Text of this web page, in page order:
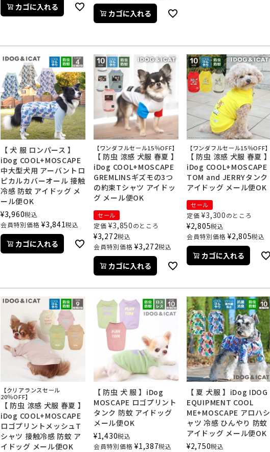
カゴに入れる
カゴに入れる
【 犬 服 ロンパース 】
iDog COOL+MOSCAPE
中大型犬用 アーバントロ
ピカルカバーオール 接触
冷感 防蚊 アイドッグ メ
ール便OK
¥3,960税込
会員特別価格 ¥3,841税込
カゴに入れる
【ワンダフルセール15％OFF】
【 防虫 涼感 犬服 春夏 】
iDog COOL+MOSCAPE
GREMLINSギズモの3つ
の約束Tシャツ アイドッ
グ メール便OK
セール
定価 ¥3,850のところ
¥3,272税込
会員特別価格 ¥3,272税込
カゴに入れる
【ワンダフルセール15％OFF】
【 防虫 涼感 犬服 春夏 】
iDog COOL+MOSCAPE
TOM and JERRYタンク
アイドッグ メール便OK
セール
定価 ¥3,300のところ
¥2,805税込
会員特別価格 ¥2,805税込
カゴに入れる
【クリアランスセール
20％OFF】
【 防虫 涼感 犬服 春夏 】
iDog COOL+MOSCAPE
ロゴプリントメッシュT
シャツ 接触冷感 防蚊 ア
イドッグ メール便OK
【 防虫 犬 服 】iDog
MOSCAPE ロゴプリント
タンク 防蚊 アイドッグ
メール便OK
¥1,430税込
会員特別価格 ¥1,387税込
【 夏 犬服 】iDog IDOG
EQUIPMENT COOL
ME+MOSCAPE アロハシ
ャツ 冷感 ひんやり 防蚊
アイドッグ メール便OK
¥2,750税込